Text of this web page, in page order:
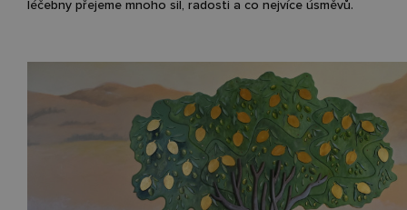
léčebny přejeme mnoho sil, radosti a co nejvíce úsměvů.